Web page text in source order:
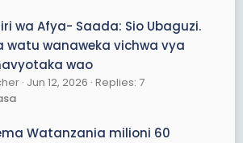
wa Afya- Saada: Sio Ubaguzi.
watu wanaweka vichwa vya
wao
Jun 12, 2026 Replies: 7
Watanzania milioni 60